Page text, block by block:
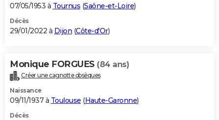
07/05/1953 à Tournus (Saône-et-Loire)
Décès
29/01/2022 à Dijon (Côte-d'Or)
Monique FORGUES (84 ans)
Créer une cagnotte obsèques
Naissance
09/11/1937 à Toulouse (Haute-Garonne)
Décès